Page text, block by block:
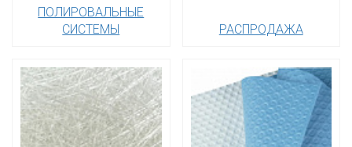
ПОЛИРОВАЛЬНЫЕ
СИСТЕМЫ
РАСПРОДАЖА